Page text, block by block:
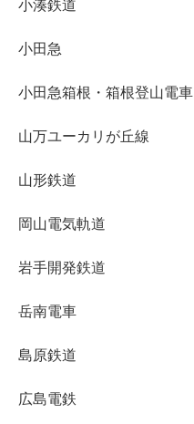
小湊鉄道
小田急
小田急箱根・箱根登山電車
山万ユーカリが丘線
山形鉄道
岡山電気軌道
岩手開発鉄道
岳南電車
島原鉄道
広島電鉄